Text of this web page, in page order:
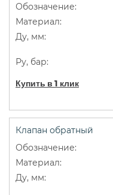
Купить в 1 клик
Клапан обратный